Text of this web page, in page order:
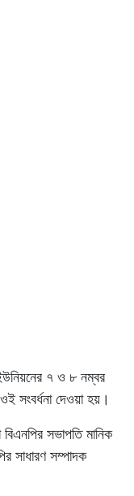
৭ ও ৮ নম্বর
সংবর্ধনা দেওয়া হয়।
সভাপতি মানিক
সাধারণ সম্পাদক